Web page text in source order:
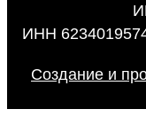
ИНН
Создание и